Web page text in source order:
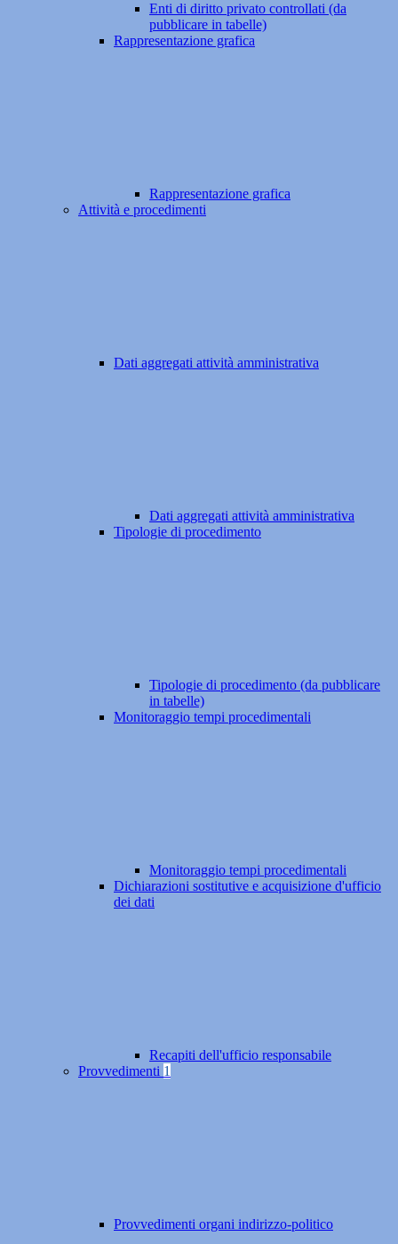
Enti di diritto privato controllati (da
pubblicare in tabelle)
Rappresentazione grafica
Rappresentazione grafica
Attività e procedimenti
Dati aggregati attività amministrativa
Dati aggregati attività amministrativa
Tipologie di procedimento
Tipologie di procedimento (da pubblicare
in tabelle)
Monitoraggio tempi procedimentali
Monitoraggio tempi procedimentali
Dichiarazioni sostitutive e acquisizione d'ufficio
dei dati
Recapiti dell'ufficio responsabile
Provvedimenti 1
Provvedimenti organi indirizzo-politico